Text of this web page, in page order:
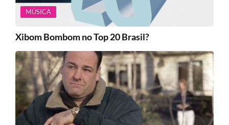
MÚSICA
Xibom Bombom no Top 20 Brasil?